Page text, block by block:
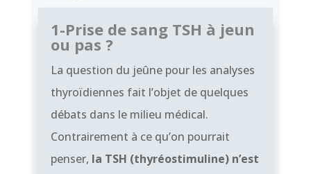
1-Prise de sang TSH à jeun
ou pas ?
La question du jeûne pour les analyses
thyroïdiennes fait l’objet de quelques
débats dans le milieu médical.
Contrairement à ce qu’on pourrait
penser, la TSH (thyréostimuline) n’est